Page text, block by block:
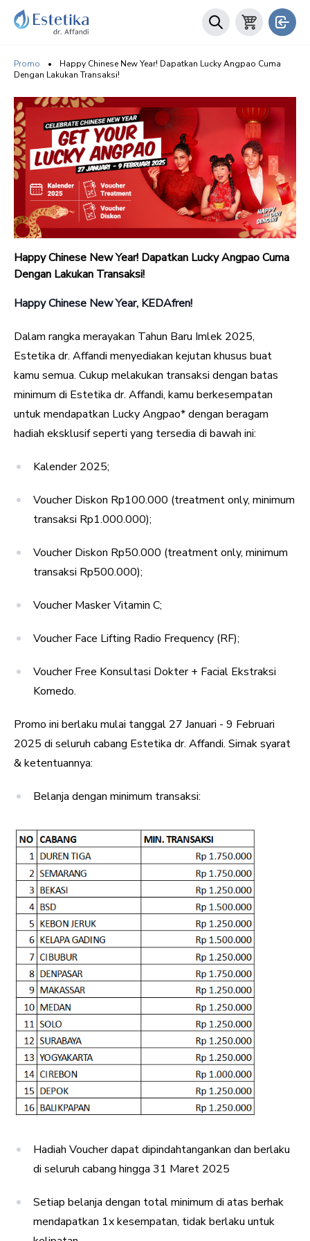
Promo •
Happy Chinese New Year! Dapatkan Lucky Angpao Cuma
Dengan Lakukan Transaksi!
Happy Chinese New Year! Dapatkan Lucky Angpao Cuma
Dengan Lakukan Transaksi!
Happy Chinese New Year, KEDAfren!
Dalam rangka merayakan Tahun Baru Imlek 2025,
Estetika dr. Affandi menyediakan kejutan khusus buat
kamu semua. Cukup melakukan transaksi dengan batas
minimum di Estetika dr. Affandi, kamu berkesempatan
untuk mendapatkan Lucky Angpao* dengan beragam
hadiah eksklusif seperti yang tersedia di bawah ini:
Kalender 2025;
Voucher Diskon Rp100.000 (treatment only, minimum
transaksi Rp1.000.000);
Voucher Diskon Rp50.000 (treatment only, minimum
transaksi Rp500.000);
Voucher Masker Vitamin C;
Voucher Face Lifting Radio Frequency (RF);
Voucher Free Konsultasi Dokter + Facial Ekstraksi
Komedo.
Promo ini berlaku mulai tanggal 27 Januari - 9 Februari
2025 di seluruh cabang Estetika dr. Affandi. Simak syarat
& ketentuannya:
Belanja dengan minimum transaksi:
Hadiah Voucher dapat dipindahtangankan dan berlaku
di seluruh cabang hingga 31 Maret 2025
Setiap belanja dengan total minimum di atas berhak
mendapatkan 1x kesempatan, tidak berlaku untuk